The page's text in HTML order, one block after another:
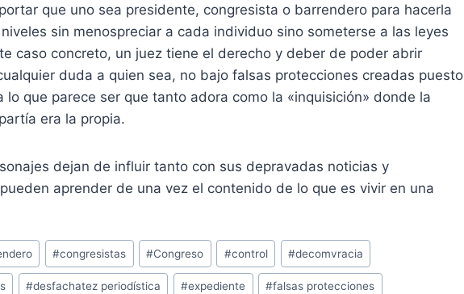
que uno sea presidente, congresista o barrendero para hacerla
sin menospreciar a cada individuo sino someterse a las leyes
caso concreto, un juez tiene el derecho y deber de poder abrir
duda a quien sea, no bajo falsas protecciones creadas puesto
lo que parece ser que tanto adora como la «inquisición» donde la
era la propia.
dejan de influir tanto con sus depravadas noticias y
aprender de una vez el contenido de lo que es vivir en una
#congresistas #Congreso #control #decomvracia
#desfachatez periodística #expediente #falsas protecciones